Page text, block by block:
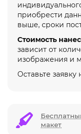
приобрести
выше, сроки
Стоимость
зависит от
изображения и
Оставьте
макет